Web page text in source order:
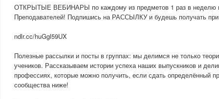
ОТКРЫТЫЕ ВЕБИНАРЫ по каждому из предметов 1 раз в неделю
Преподавателей! Подпишись на РАССЫЛКУ и будешь получать
ndlr.cc/huGgl59UX
Полезные рассылки и посты в группах: мы делимся не только
учеников. Рассказываем истории успеха наших выпускников и
профессиях, которые можно получить, если сдать определённый
сообщества ниже!